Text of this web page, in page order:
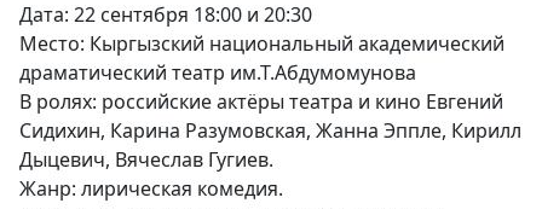
Дата: 22 сентября 18:00 и 20:30
Место: Кыргызский национальный академический
драматический театр им.Т.Абдумомунова
В ролях: российские актёры театра и кино Евгений
Сидихин, Карина Разумовская, Жанна Эппле, Кирилл
Дыцевич, Вячеслав Гугиев.
Жанр: лирическая комедия.